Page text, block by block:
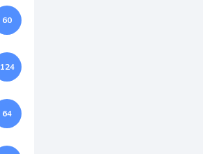
60
124
64